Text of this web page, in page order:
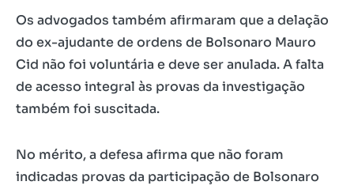
Os advogados também afirmaram que a delação
do ex-ajudante de ordens de Bolsonaro Mauro
Cid não foi voluntária e deve ser anulada. A falta
de acesso integral às provas da investigação
também foi suscitada.
No mérito, a defesa afirma que não foram
indicadas provas da participação de Bolsonaro